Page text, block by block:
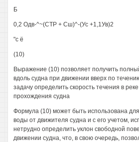
Б
0,2 Одв-^~(СТР + Сш)^-(Ус +1,1Ув)2
"с ё
(10)
Выражение (10) позволяет получить
вдоль судна при движении вверх по
задачу определить скорость течения в
прохождения судна
Формула (10) может быть использована
воды от движителя судна и с его учетом,
нетрудно определить уклон свободной
движении судна, что, в свою очередь,